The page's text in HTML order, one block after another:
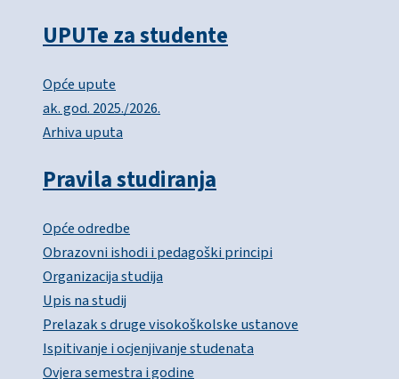
UPUTe za studente
Opće upute
ak. god. 2025./2026.
Arhiva uputa
Pravila studiranja
Opće odredbe
Obrazovni ishodi i pedagoški principi
Organizacija studija
Upis na studij
Prelazak s druge visokoškolske ustanove
Ispitivanje i ocjenjivanje studenata
Ovjera semestra i godine